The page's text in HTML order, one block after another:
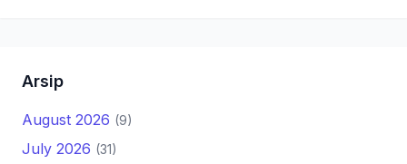
Arsip
August 2026 (9)
July 2026 (31)